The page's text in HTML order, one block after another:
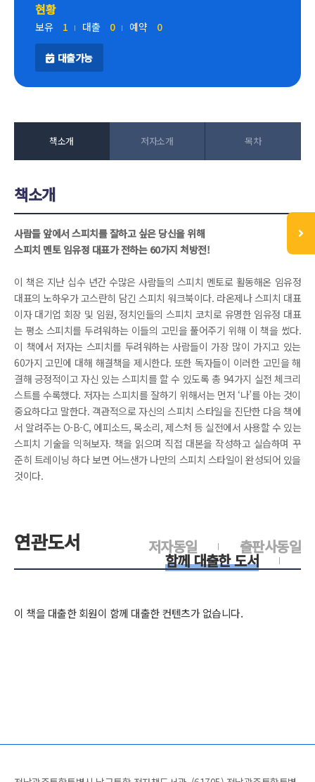
현황
보유 1 대출 0 예약 0
대출가능
책소개 저자소개 목차
책소개
사람들 앞에서 스피치를 잘하고 싶은 당신을 위해
스피치 멘토 임유정 대표가 전하는 60가지 처방전!
이 책은 지난 십수 년간 수많은 사람들의 스피치 멘토로 활동해온 임유정
대표의 노하우가 고스란히 담긴 스피치 워크북이다. 라온제나 스피치 대표
이자 대기업 회장 및 임원, 정치인들의 스피치 코치로 유명한 임유정 대표
는 평소 스피치를 두려워하는 이들의 고민을 풀어주기 위해 이 책을 썼다.
이 책에서 저자는 스피치를 두려워하는 사람들이 가장 많이 가지고 있는
60가지 고민에 대해 해결책을 제시한다. 또한 독자들이 이러한 고민을 해
결해 긍정적이고 자신 있는 스피치를 할 수 있도록 총 94가지 실전 체크리
스트를 수록했다. 저자는 스피치를 잘하기 위해서는 먼저 ‘나’를 아는 것이
중요하다고 말한다. 객관적으로 자신의 스피치 스타일을 진단한 다음 책에
서 알려주는 O-B-C, 에피소드, 목소리, 제스처 등 실전에서 사용할 수 있는
스피치 기술을 익혀보자. 책을 읽으며 직접 대본을 작성하고 실습하며 꾸
준히 트레이닝 하다 보면 어느샌가 나만의 스피치 스타일이 완성되어 있을
것이다.
연관도서 출판사동일
저자동일
함께 대출한 도서
이 책을 대출한 회원이 함께 대출한 컨텐츠가 없습니다.